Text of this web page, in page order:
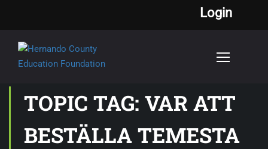
Login
TOPIC TAG: VAR ATT
BESTÄLLA TEMESTA